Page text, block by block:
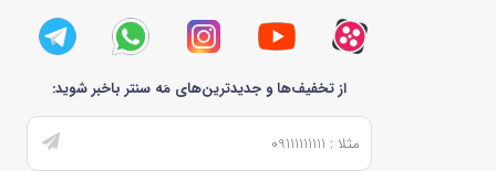
از تخفیف‌ها و جدیدترین‌های مَه سنتر باخبر شوید: